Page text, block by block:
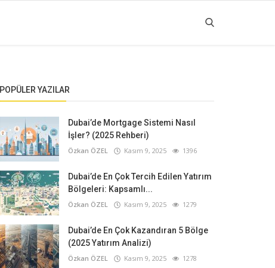
POPÜLER YAZILAR
Dubai’de Mortgage Sistemi Nasıl
İşler? (2025 Rehberi)
Özkan ÖZEL Kasım 9, 2025 1396
Dubai’de En Çok Tercih Edilen Yatırım
Bölgeleri: Kapsamlı...
Özkan ÖZEL Kasım 9, 2025 1279
Dubai’de En Çok Kazandıran 5 Bölge
(2025 Yatırım Analizi)
Özkan ÖZEL Kasım 9, 2025 1278